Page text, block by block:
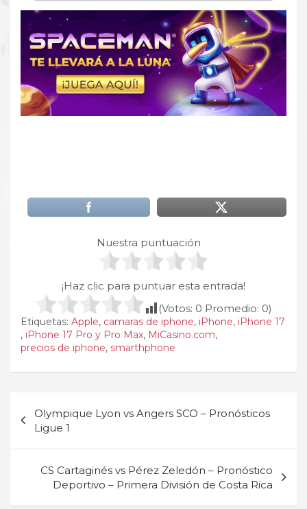
Nuestra puntuación
¡Haz clic para puntuar esta entrada!
(Votos: 0 Promedio: 0)
Etiquetas: Apple, camaras de iphone, iPhone, iPhone 17
, iPhone 17 Pro y Pro Max, MiCasino.com,
precios de iphone, smarthphone
de
entradas
Olympique Lyon vs Angers SCO – Pronósticos
Ligue 1
CS Cartaginés vs Pérez Zeledón – Pronóstico
Deportivo – Primera División de Costa Rica